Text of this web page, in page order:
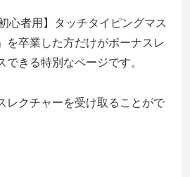
心者用】タッチタイピングマス
を卒業した方だけがボーナスレ
できる特別なページです。
レクチャーを受け取ることがで